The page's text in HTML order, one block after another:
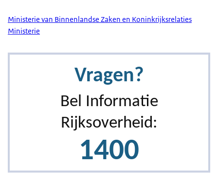
Ministerie van Binnenlandse Zaken en Koninkrijksrelaties
Ministerie